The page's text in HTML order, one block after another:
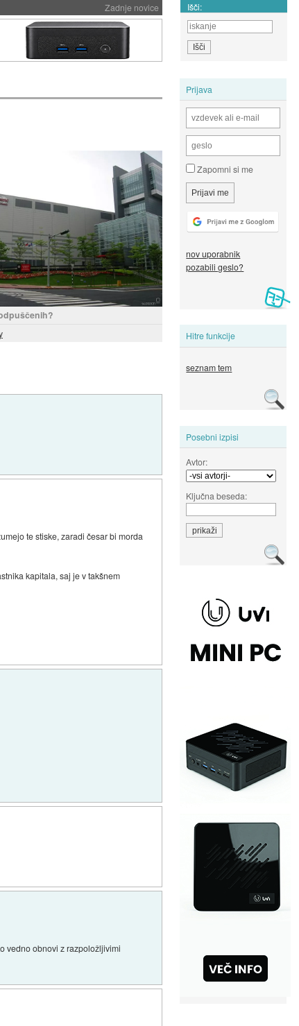
Zadnje novice Išči:
Prijava
Zapomni si me
nov uporabnik
pozabili geslo?
Hitre funkcije
seznam tem
Posebni izpisi
Avtor:
Ključna beseda:
te stiske, zaradi česar bi morda
kapitala, saj je v takšnem
vedno obnovi z razpoložljivimi